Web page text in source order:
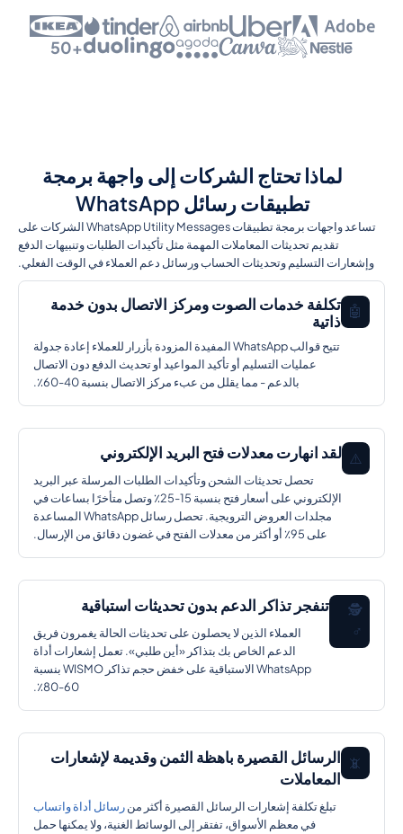
+50
لماذا تحتاج الشركات إلى واجهة برمجة
تطبيقات رسائل WhatsApp
تساعد واجهات برمجة تطبيقات WhatsApp Utility Messages الشركات على
تقديم تحديثات المعاملات المهمة مثل تأكيدات الطلبات وتنبيهات الدفع
وإشعارات التسليم وتحديثات الحساب ورسائل دعم العملاء في الوقت الفعلي.
🤖 تكلفة خدمات الصوت ومركز الاتصال بدون خدمة
ذاتية
تتيح قوالب WhatsApp المفيدة المزودة بأزرار للعملاء إعادة جدولة
عمليات التسليم أو تأكيد المواعيد أو تحديث الدفع دون الاتصال
بالدعم - مما يقلل من عبء مركز الاتصال بنسبة 40-60٪.
⚠️ لقد انهارت معدلات فتح البريد الإلكتروني
تحصل تحديثات الشحن وتأكيدات الطلبات المرسلة عبر البريد
الإلكتروني على أسعار فتح بنسبة 15-25٪ وتصل متأخرًا بساعات في
مجلدات العروض الترويجية. تحصل رسائل WhatsApp المساعدة
على 95٪ أو أكثر من معدلات الفتح في غضون دقائق من الإرسال.
🕵️ ‍
♂️
تنفجر تذاكر الدعم بدون تحديثات استباقية
العملاء الذين لا يحصلون على تحديثات الحالة يغمرون فريق
الدعم الخاص بك بتذاكر «أين طلبي». تعمل إشعارات أداة
WhatsApp الاستباقية على خفض حجم تذاكر WISMO بنسبة
60-80٪.
📵 الرسائل القصيرة باهظة الثمن وقديمة لإشعارات
المعاملات
تبلغ تكلفة إشعارات الرسائل القصيرة أكثر منرسائل أداة واتساب
في معظم الأسواق، تفتقر إلى الوسائط الغنية، ولا يمكنها حمل